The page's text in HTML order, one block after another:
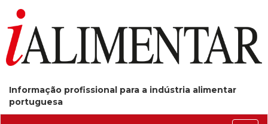
Informação profissional para a indústria alimentar
portuguesa